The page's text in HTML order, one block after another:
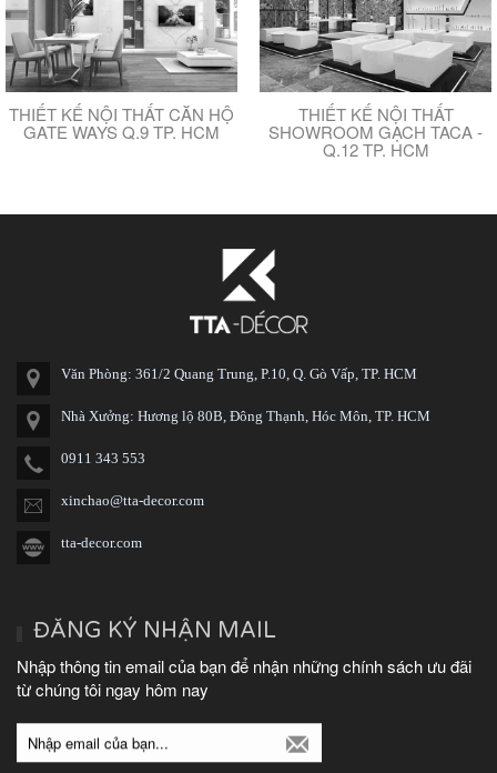
THIẾT KẾ NỘI THẤT CĂN HỘ
GATE WAYS Q.9 TP. HCM
THIẾT KẾ NỘI THẤT
SHOWROOM GẠCH TACA -
Q.12 TP. HCM
Văn Phòng: 361/2 Quang Trung, P.10, Q. Gò Vấp, TP. HCM
Nhà Xưởng: Hương lộ 80B, Đông Thạnh, Hóc Môn, TP. HCM
0911 343 553
xinchao@tta-decor.com
tta-decor.com
ĐĂNG KÝ NHẬN MAIL
Nhập thông tin email của bạn để nhận những chính sách ưu đãi
từ chúng tôi ngay hôm nay